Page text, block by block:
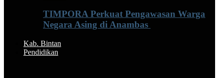
TIMPORA Perkuat Pengawasan Warga
Negara Asing di Anambas ‎
Kab. Bintan
Pendidikan